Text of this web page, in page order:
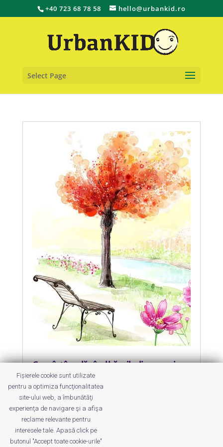
+40 723 68 78 58 hello@urbankid.ro
Select Page
Ce se întâmplă când băncile din parcuri
sunt eliminate?
byRoxana Jilăveanu|
Locuri de Joacă
Mai mergem sau nu în parcuri?
Fișierele cookie sunt utilizate
pentru a optimiza funcţionalitatea
site-ului web, a îmbunătăţi
experienţa de navigare şi a afişa
reclame relevante pentru
interesele tale. Apasă click pe
butonul "Accept toate cookie-urile"